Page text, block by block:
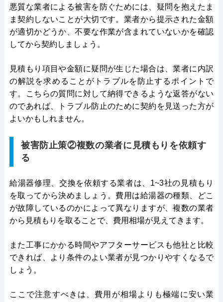
悪質な業者による被害を防ぐためには、疑問を抱えたま
ま契約しないことが大切です。業者から提示された金額
が適切かどうか、不要な作業が含まれていないかを確認
してから契約しましょう。
見積もり項目や金額に疑問が生じた場合は、業者に内訳
の解説を求めることがトラブルを防止するポイントで
す。こちらの質問に対して納得できるような返答がない
のであれば、トラブル防止のために契約を見送った方が
よいかもしれません。
被害防止策②複数の業者に見積もりを依頼す
る
給湯器修理、交換を依頼する業者は、1~3社の見積もり
を取ってから決めましょう。費用は給湯器の種類、どこ
が故障しているのかによって異なりますが、複数の業者
から見積もりを取ることで、費用相場が見えてきます。
また工事にかかる時間やアフターサービスも他社と比較
できれば、より条件のよい業者が見つかりやすくなるで
しょう。
ここで注意すべきは、費用が相場よりも極端に安い業